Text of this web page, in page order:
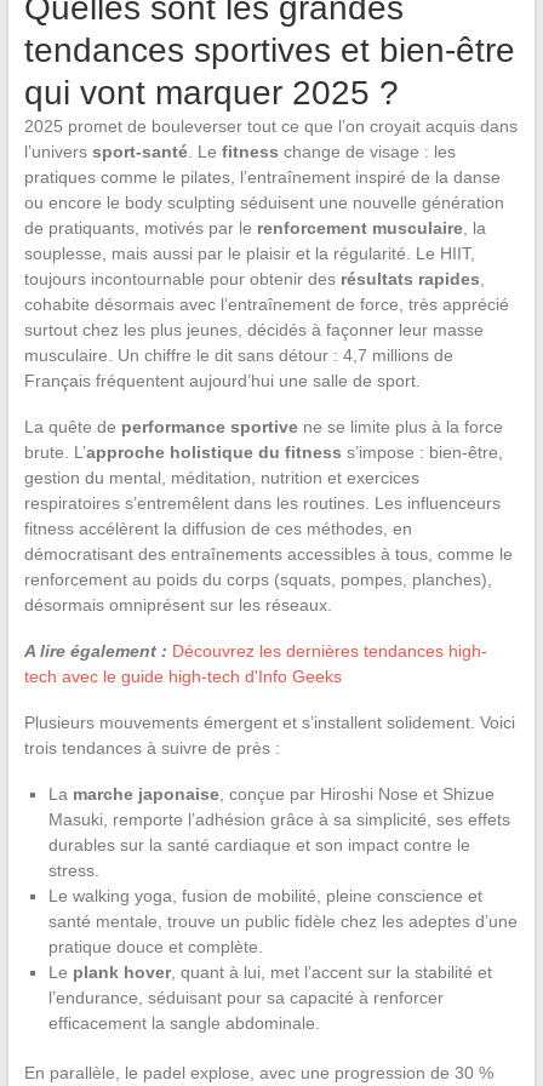
Quelles sont les grandes
tendances sportives et bien-être
qui vont marquer 2025 ?
2025 promet de bouleverser tout ce que l’on croyait acquis dans
l’univers sport-santé. Le fitness change de visage : les
pratiques comme le pilates, l’entraînement inspiré de la danse
ou encore le body sculpting séduisent une nouvelle génération
de pratiquants, motivés par le renforcement musculaire, la
souplesse, mais aussi par le plaisir et la régularité. Le HIIT,
toujours incontournable pour obtenir des résultats rapides
cohabite désormais avec l’entraînement de force, très apprécié
surtout chez les plus jeunes, décidés à façonner leur masse
musculaire. Un chiffre le dit sans détour : 4,7 millions de
Français fréquentent aujourd’hui une salle de sport.
La quête de performance sportivene se limite plus à la force
brute. L’approche holistique du fitness s’impose : bien-être,
gestion du mental, méditation, nutrition et exercices
respiratoires s’entremêlent dans les routines. Les influenceurs
fitness accélèrent la diffusion de ces méthodes, en
démocratisant des entraînements accessibles à tous, comme le
renforcement au poids du corps (squats, pompes, planches),
désormais omniprésent sur les réseaux.
A lire également : Découvrez les dernières tendances high-
tech avec le guide high-tech d'Info Geeks
Plusieurs mouvements émergent et s’installent solidement. Voici
trois tendances à suivre de près :
La marche japonaise, conçue par Hiroshi Nose et Shizue
Masuki, remporte l’adhésion grâce à sa simplicité, ses effets
durables sur la santé cardiaque et son impact contre le
stress.
Le walking yoga, fusion de mobilité, pleine conscience et
santé mentale, trouve un public fidèle chez les adeptes d’une
pratique douce et complète.
Le plank hover, quant à lui, met l’accent sur la stabilité et
l’endurance, séduisant pour sa capacité à renforcer
efficacement la sangle abdominale.
En parallèle, le padel explose, avec une progression de 30 %